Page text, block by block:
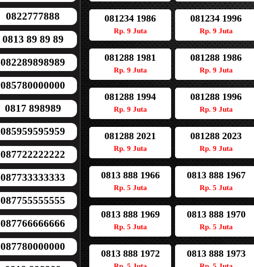
0822777888
0813 89 89 89
082289898989
085780000000
0817 898989
085959595959
087722222222
087733333333
087755555555
087766666666
087780000000
081234 1986
Rp. 9 Juta
081234 1996
Rp. 9 Juta
081288 1981
Rp. 9 Juta
081288 1986
Rp. 9 Juta
081288 1994
Rp. 9 Juta
081288 1996
Rp. 9 Juta
081288 2021
Rp. 9 Juta
081288 2023
Rp. 9 Juta
0813 888 1966
Rp. 5 Juta
0813 888 1967
Rp. 5 Juta
0813 888 1969
Rp. 5 Juta
0813 888 1970
Rp. 5 Juta
0813 888 1972 0813 888 1973